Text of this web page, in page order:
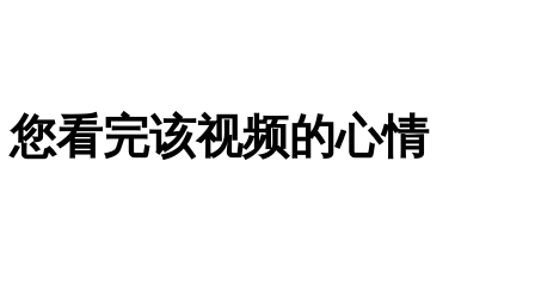
山西运城恶犬咬伤多人 警民合力深夜将其击毙
您看完该视频的心情